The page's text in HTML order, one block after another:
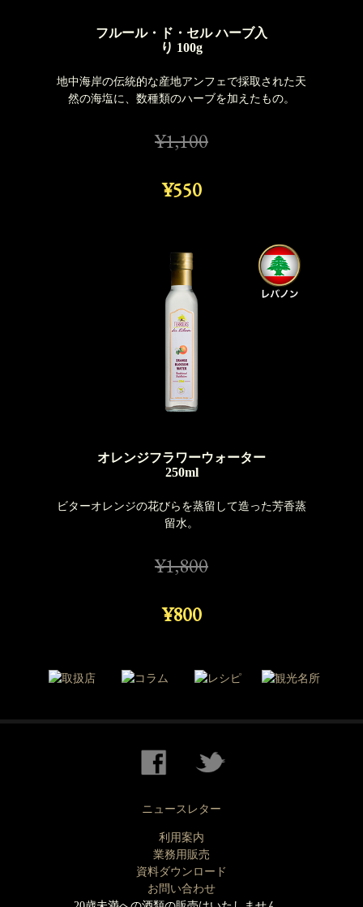
フルール・ド・セル ハーブ入
り 100g
地中海岸の伝統的な産地アンフェで採取された天
然の海塩に、数種類のハーブを加えたもの。
¥1,100
¥550
オレンジフラワーウォーター
250ml
ビターオレンジの花びらを蒸留して造った芳香蒸
留水。
¥1,800
¥800
ニュースレター
利用案内
業務用販売
資料ダウンロード
お問い合わせ